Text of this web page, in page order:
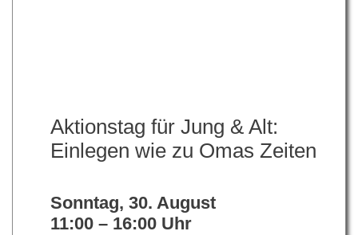
Aktionstag für Jung & Alt:
Einlegen wie zu Omas Zeiten
Sonntag, 30. August
11:00 – 16:00 Uhr